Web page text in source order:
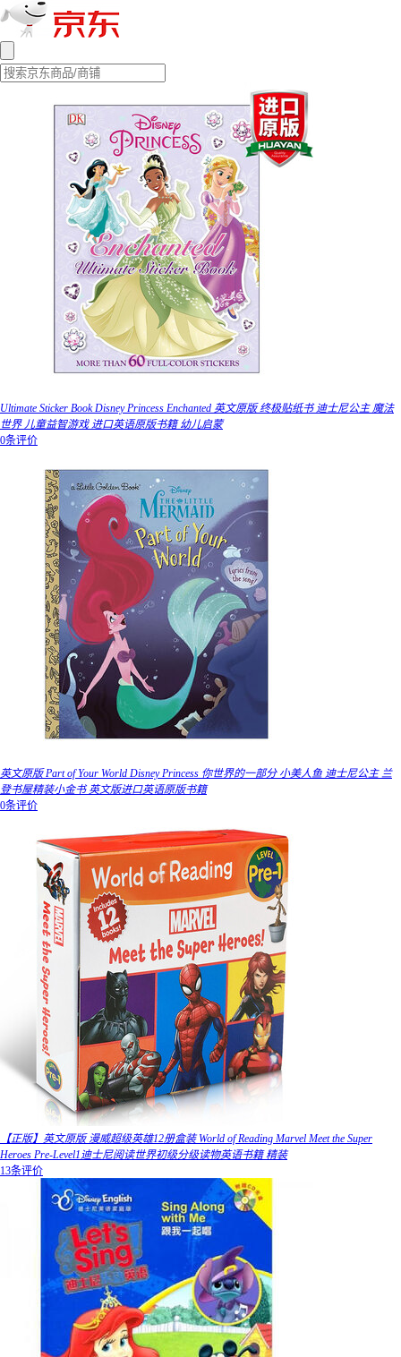
Ultimate Sticker Book Disney Princess Enchanted 英文原版 终极贴纸书 迪士尼公主 魔法
世界 儿童益智游戏 进口英语原版书籍 幼儿启蒙
0条评价
英文原版 Part of Your World Disney Princess 你世界的一部分 小美人鱼 迪士尼公主 兰
登书屋精装小金书 英文版进口英语原版书籍
0条评价
【正版】英文原版 漫威超级英雄12册盒装 World of Reading Marvel Meet the Super
Heroes Pre-Level1迪士尼阅读世界初级分级读物英语书籍 精装
13条评价